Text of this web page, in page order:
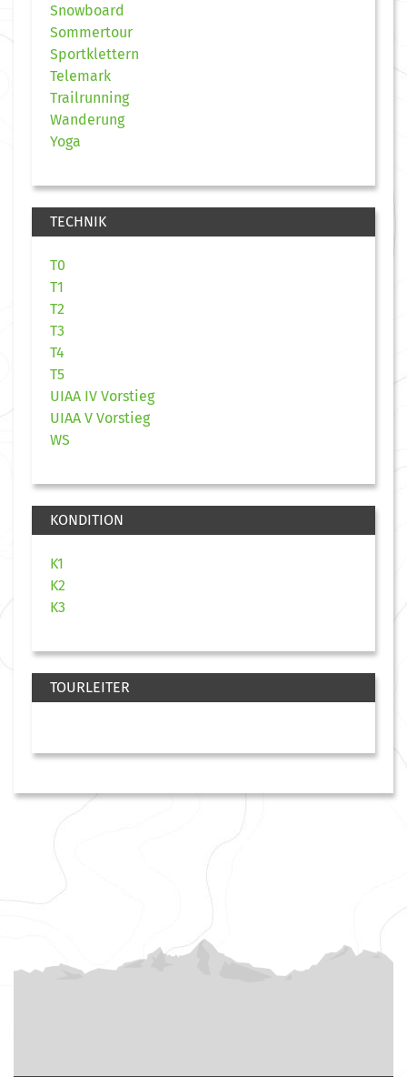
Snowboard
Sommertour
Sportklettern
Telemark
Trailrunning
Wanderung
Yoga
TECHNIK
T0
T1
T2
T3
T4
T5
UIAA IV Vorstieg
UIAA V Vorstieg
WS
KONDITION
K1
K2
K3
TOURLEITER